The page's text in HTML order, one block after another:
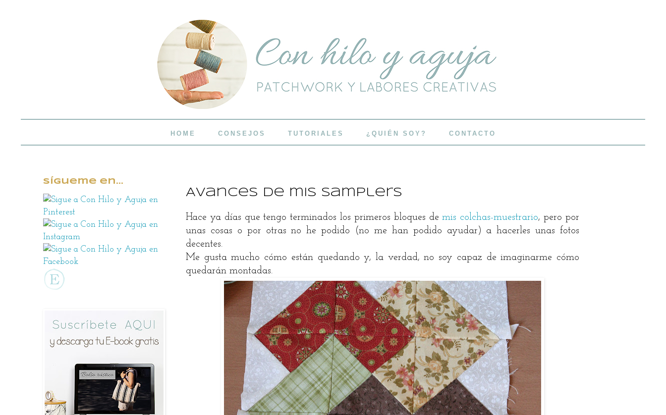
HOME CONSEJOS TUTORIALES ¿QUIÉN SOY? CONTACTO
Avances de mis samplers
Hace ya días que tengo terminados los primeros bloques demis colchas-muestrario, pero por
unas cosas o por otras no he podido (no me han podido ayudar) a hacerles unas fotos
decentes.
Me gusta mucho cómo están quedando y, la verdad, no soy capaz de imaginarme cómo
quedarán montadas.
Sígueme en...